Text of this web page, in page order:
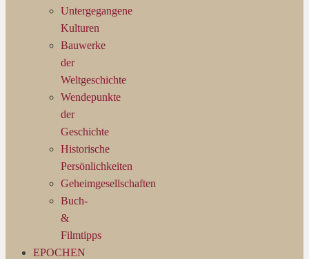
Untergegangene
Kulturen
Bauwerke
der
Weltgeschichte
Wendepunkte
der
Geschichte
Historische
Persönlichkeiten
Geheimgesellschaften
Buch-
&
Filmtipps
EPOCHEN